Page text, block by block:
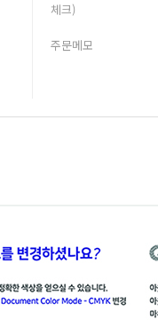
체크)
주문메모